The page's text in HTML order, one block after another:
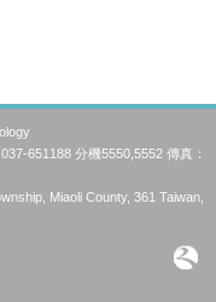
651188 分機5550,5552 傳真：
Miaoli County, 361 Taiwan,